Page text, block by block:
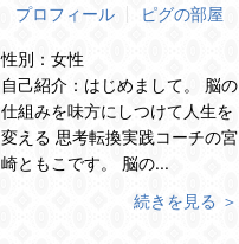
プロフィール ピグの部屋
性別： 女性
自己紹介： はじめまして。 脳の
仕組みを味方にしつけて人生を
変える 思考転換実践コーチの宮
崎ともこです。 脳の...
続きを見る ＞